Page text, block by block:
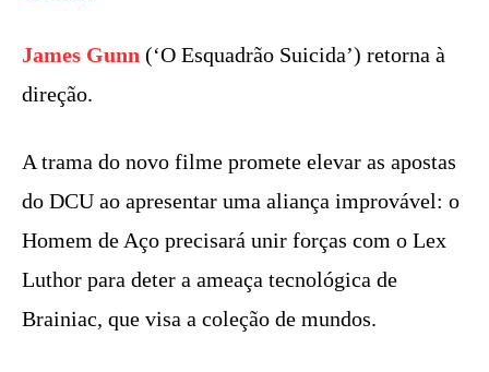
James Gunn (‘O Esquadrão Suicida’) retorna à
direção.
A trama do novo filme promete elevar as apostas
do DCU ao apresentar uma aliança improvável: o
Homem de Aço precisará unir forças com o Lex
Luthor para deter a ameaça tecnológica de
Brainiac, que visa a coleção de mundos.